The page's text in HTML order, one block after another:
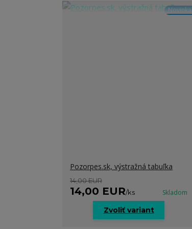
Novinka
Pozorpes.sk, výstražná tabuľka
14,00 EUR
14,00 EUR/ks Skladom
Zvoliť variant